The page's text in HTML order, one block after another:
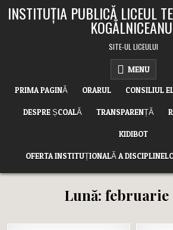
INSTITUȚIA PUBLICĂ LICEUL
SITE-UL LICEULUI
MENU
PRIMA PAGINĂ ORARUL CONSILIUL
DESPRE ȘCOALĂ TRANSPARENȚĂ
KIDIBOT
OFERTA INSTITUȚIONALĂ A
Lună: februarie